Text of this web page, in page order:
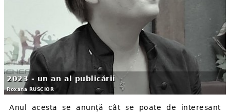
2023 - un an al publicării
Roxana RUSCIOR
Anul acesta se anunță cât se poate de interesant